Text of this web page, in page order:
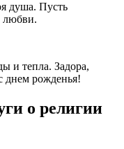
душа. Пусть
любви.
и тепла. Задора,
днем рожденья!
о религии